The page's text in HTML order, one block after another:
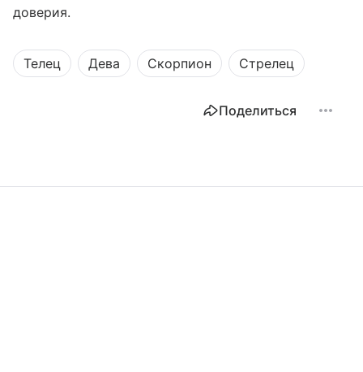
доверия.
Телец Дева Скорпион Стрелец
Поделиться